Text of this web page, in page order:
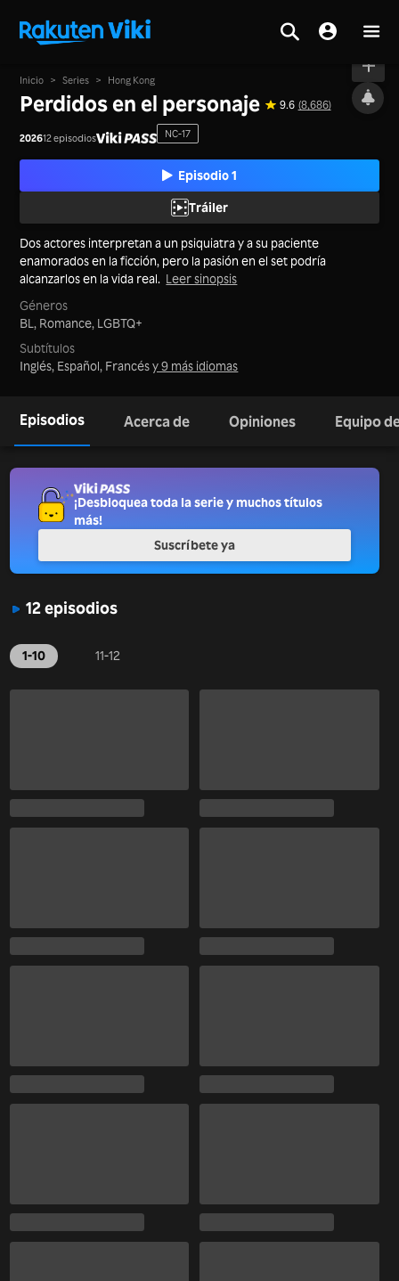
Al aire
Inicio > Series > Hong Kong
Perdidos en el personaje 9.6 (8,686)
202612 episodios NC-17
Episodio 1
Tráiler
Dos actores interpretan a un psiquiatra y a su paciente
enamorados en la ficción, pero la pasión en el set podría
alcanzarlos en la vida real. Leer sinopsis
Géneros
BL, Romance, LGBTQ+
Subtítulos
Inglés, Español, Francésy 9 más idiomas
Episodios Acerca de Opiniones Equipo
12 episodios
1-10 11-12
¡Desbloquea toda la serie y muchos títulos
más!
Suscríbete ya